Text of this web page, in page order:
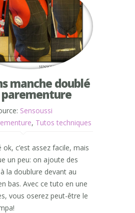
manche doublé
parementure
Sensoussi
, Tutos techniques
c’est assez facile, mais
un peu: on ajoute des
la doublure devant au
bas. Avec ce tuto en une
vous oserez peut-être le